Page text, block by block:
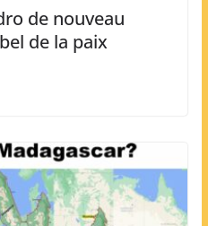
de nouveau
de la paix